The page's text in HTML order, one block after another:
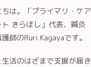
ちは。「プライマリ・ケア
ト きらぼし」代表、鍼灸
師のRuri Kagayaです。
生活のはざまで支援が届き